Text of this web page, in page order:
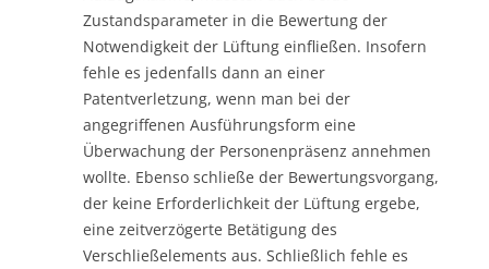
Zustandsparameter in die Bewertung der
Notwendigkeit der Lüftung einfließen. Insofern
fehle es jedenfalls dann an einer
Patentverletzung, wenn man bei der
angegriffenen Ausführungsform eine
Überwachung der Personenpräsenz annehmen
wollte. Ebenso schließe der Bewertungsvorgang,
der keine Erforderlichkeit der Lüftung ergebe,
eine zeitverzögerte Betätigung des
Verschließelements aus. Schließlich fehle es